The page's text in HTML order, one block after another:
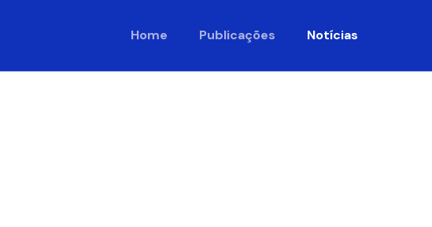
Home Publicações Notícias